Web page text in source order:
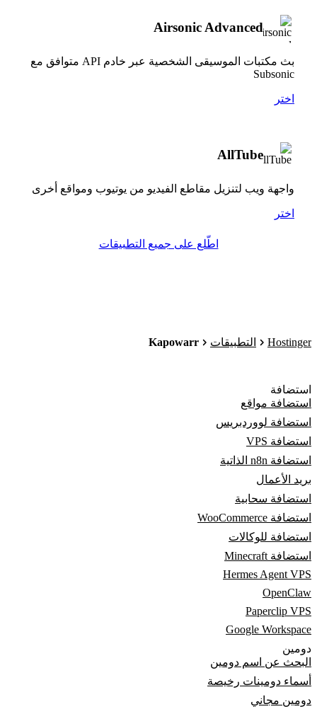
Airsonic Advanced
بث مكتبات الموسيقى الشخصية عبر خادم API متوافق مع
Subsonic
اختر
AllTube
واجهة ويب لتنزيل مقاطع الفيديو من يوتيوب ومواقع أخرى
اختر
اطّلع على جميع التطبيقات
Hostinger التطبيقات Kapowarr
استضافة
استضافة مواقع
استضافة لووردبريس
استضافة VPS
استضافة n8n الذاتية
بريد الأعمال
استضافة سحابية
استضافة WooCommerce
استضافة للوكالات
استضافة Minecraft
Hermes Agent VPS
OpenClaw
Paperclip VPS
Google Workspace
دومين
البحث عن اسم دومين
أسماء دومينات رخيصة
دومين مجاني